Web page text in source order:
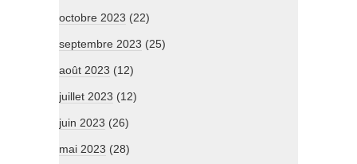
octobre 2023 (22)
septembre 2023 (25)
août 2023 (12)
juillet 2023 (12)
juin 2023 (26)
mai 2023 (28)